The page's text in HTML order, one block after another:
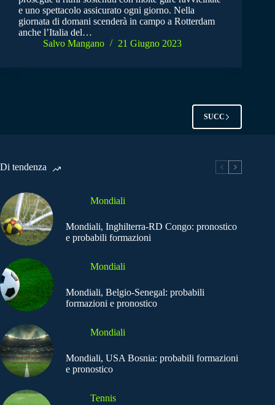
e uno spettacolo assicurato ogni giorno. Nella
giornata di domani scenderà in campo a Rotterdam
anche l’Italia del…
Salvo Mangano
21 Giugno 2023
SUCC
Di tendenza
Mondiali
Mondiali, Inghilterra-RD Congo: pronostico
e probabili formazioni
Mondiali
Mondiali, Belgio-Senegal: probabili
formazioni e pronostico
Mondiali
Mondiali, USA Bosnia: probabili formazioni
e pronostico
Tennis